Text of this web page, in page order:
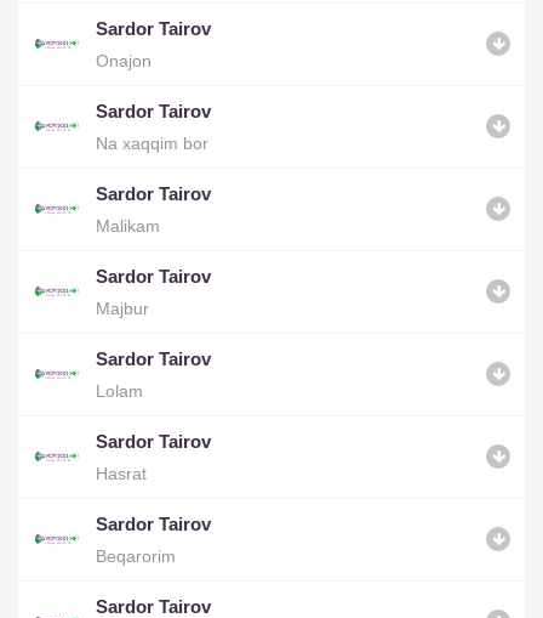
Sardor Tairov
Onajon
Sardor Tairov
Na xaqqim bor
Sardor Tairov
Malikam
Sardor Tairov
Majbur
Sardor Tairov
Lolam
Sardor Tairov
Hasrat
Sardor Tairov
Beqarorim
Sardor Tairov